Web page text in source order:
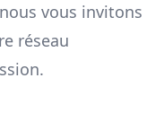
vous invitons
réseau